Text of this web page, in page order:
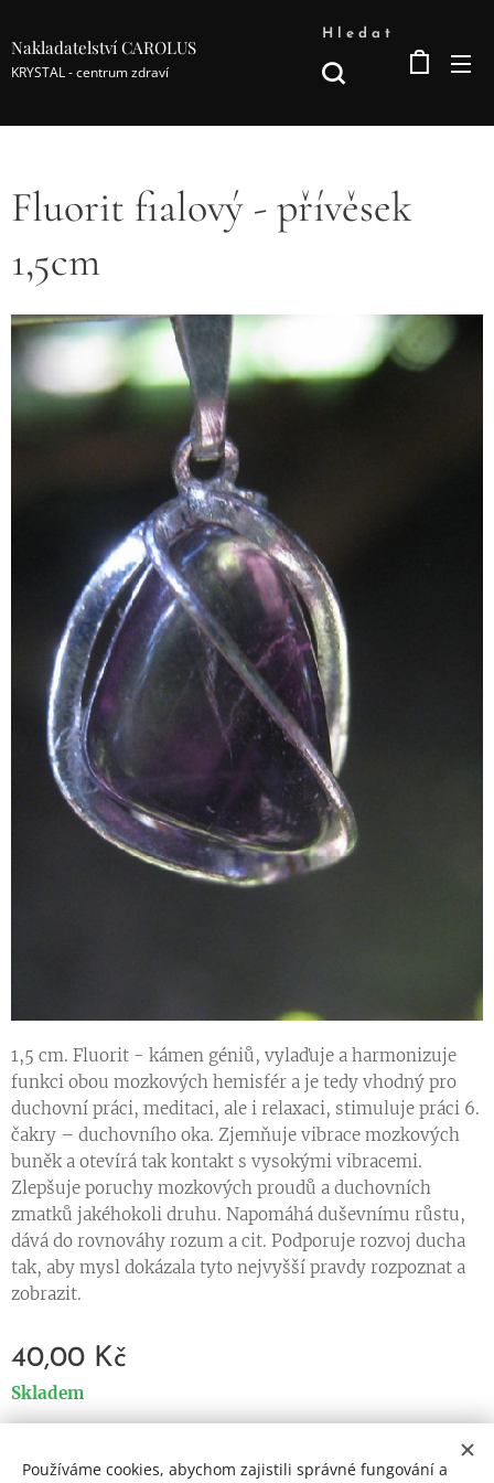
Nakladatelství CAROLUS
KRYSTAL - centrum zdraví
Hledat
Fluorit fialový - přívěsek
1,5cm
1,5 cm. Fluorit - kámen géniů, vylaďuje a harmonizuje
funkci obou mozkových hemisfér a je tedy vhodný pro
duchovní práci, meditaci, ale i relaxaci, stimuluje práci 6.
čakry – duchovního oka. Zjemňuje vibrace mozkových
buněk a otevírá tak kontakt s vysokými vibracemi.
Zlepšuje poruchy mozkových proudů a duchovních
zmatků jakéhokoli druhu. Napomáhá duševnímu růstu,
dává do rovnováhy rozum a cit. Podporuje rozvoj ducha
tak, aby mysl dokázala tyto nejvyšší pravdy rozpoznat a
zobrazit.
40,00 Kč
Skladem
Používáme cookies, abychom zajistili správné fungování a